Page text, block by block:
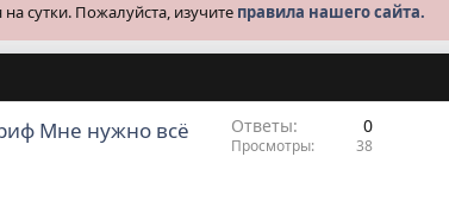
сутки. Пожалуйста, изучите правила нашего сайта.
Мне нужно всё
Ответы 0
Просмотры 38